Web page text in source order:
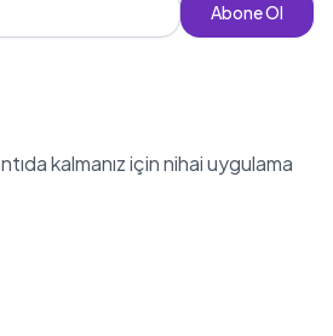
Abone Ol
kalmanız için nihai uygulama